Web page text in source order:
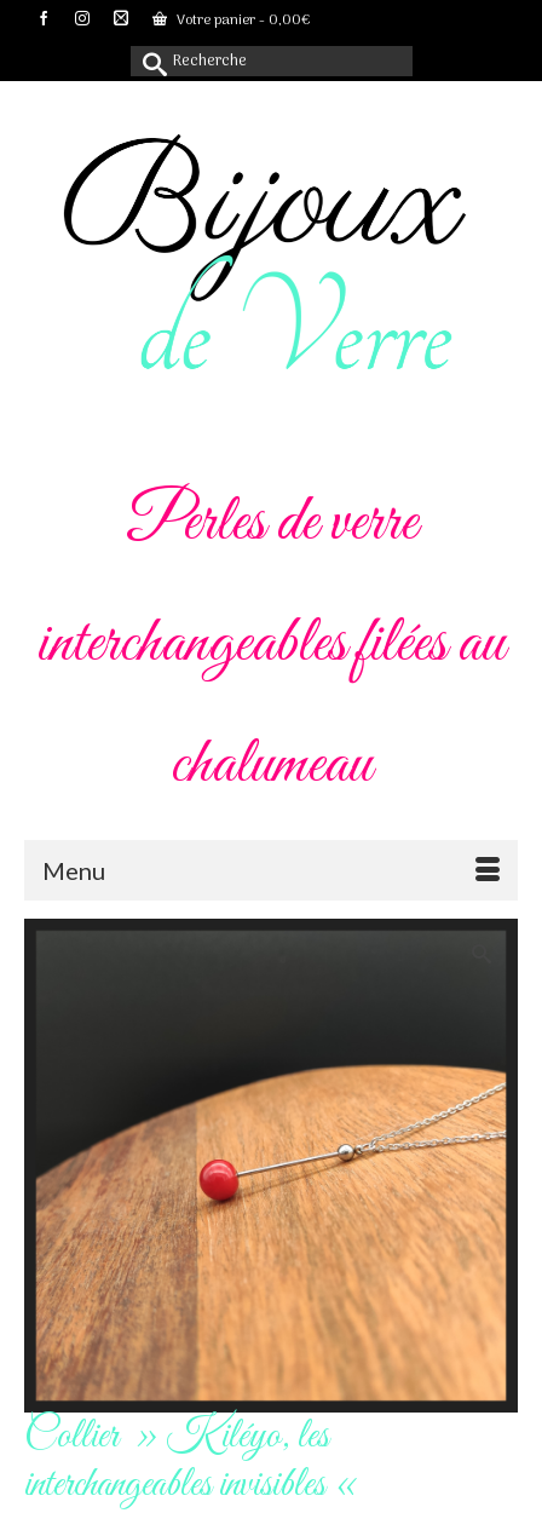
Votre panier- 0,00€
Rechercher :
Perles de verre
interchangeables filées au
chalumeau
Menu
Collier » Kiléyo, les
interchangeables invisibles «